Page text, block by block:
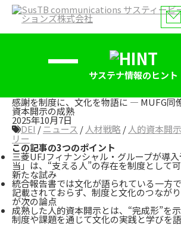
サステナ情報のヒント
感謝を制度に、文化を物語に ― MUFG同
資本開示の成熟
2025年10月7日
DEI /ニュース / 人材戦略/ 人的資本開示
リー
この記事の3つのポイント
三菱UFJフィナンシャル・グループが導
当」は、“支える人”の存在を制度として
新たな試み
統合報告書では文化が語られている一方
記載されておらず、制度と文化のつなが
が次の論点
成熟した人的資本開示とは、“完成形”を示
制度や課題を通じて文化の実践と学びを